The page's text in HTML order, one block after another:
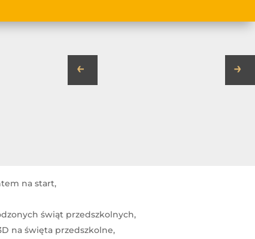
← →
na start,
świąt przedszkolnych,
na święta przedszkolne,